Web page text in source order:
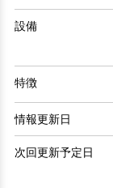
設備
特徴
情報更新日
次回更新予定日